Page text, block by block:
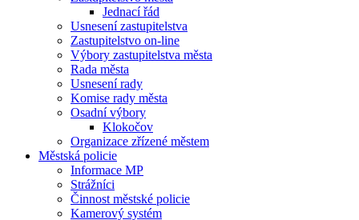
Jednací řád
Usnesení zastupitelstva
Zastupitelstvo on-line
Výbory zastupitelstva města
Rada města
Usnesení rady
Komise rady města
Osadní výbory
Klokočov
Organizace zřízené městem
Městská policie
Informace MP
Strážníci
Činnost městské policie
Kamerový systém